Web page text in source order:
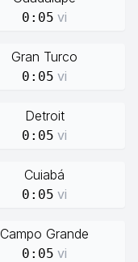
0:05 vi
Gran Turco
0:05 vi
Detroit
0:05 vi
Cuiabá
0:05 vi
Campo Grande
0:05 vi